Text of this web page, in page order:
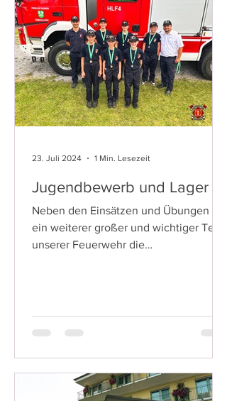
Jugendbewerb und Lager
Neben den Einsätzen und Übungen ist
ein weiterer großer und wichtiger Teil
unserer Feuerwehr die
23. Juli 2024 1 Min. Lesezeit